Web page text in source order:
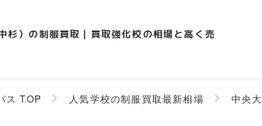
杉）の制服買取｜買取強化校の相場と高く売
ス TOP 人気学校の制服買取最新相場 中央